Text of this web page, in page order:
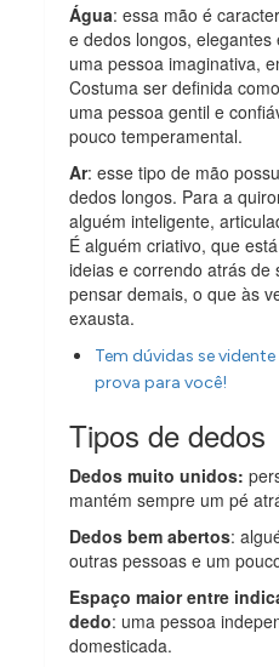
Água: essa mão é
e dedos longos,
uma pessoa imaginativa,
Costuma ser definida
uma pessoa gentil e
pouco temperamental.
Ar: esse tipo de mão
dedos longos. Para a
alguém inteligente,
É alguém criativo, que
ideias e correndo atrás de
pensar demais, o que às
exausta.
Tem dúvidas se
prova para você!
Tipos de dedos
Dedos muito unidos:
mantém sempre um pé
Dedos bem abertos:
outras pessoas e um
Espaço maior entre
dedo: uma pessoa
domesticada.